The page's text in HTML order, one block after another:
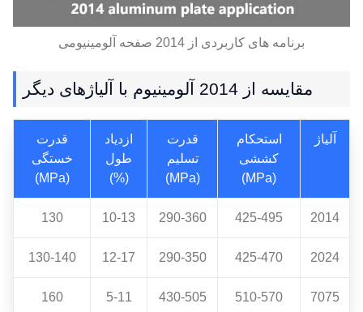
برنامه های کاربردی از 2014 صفحه آلومینیومی
مقایسه از 2014 آلومینیوم با آلیاژهای دیگر
آلیاژ
استحکام
کششی
(MPa)
قدرت
تسلیم
(MPa)
ازدیاد
طول
(%)
قدرت
خستگی
(MPa)
2014
425-495
290-360
10-13
130
2024
425-470
290-350
12-17
130-140
7075
510-570
430-505
5-11
160